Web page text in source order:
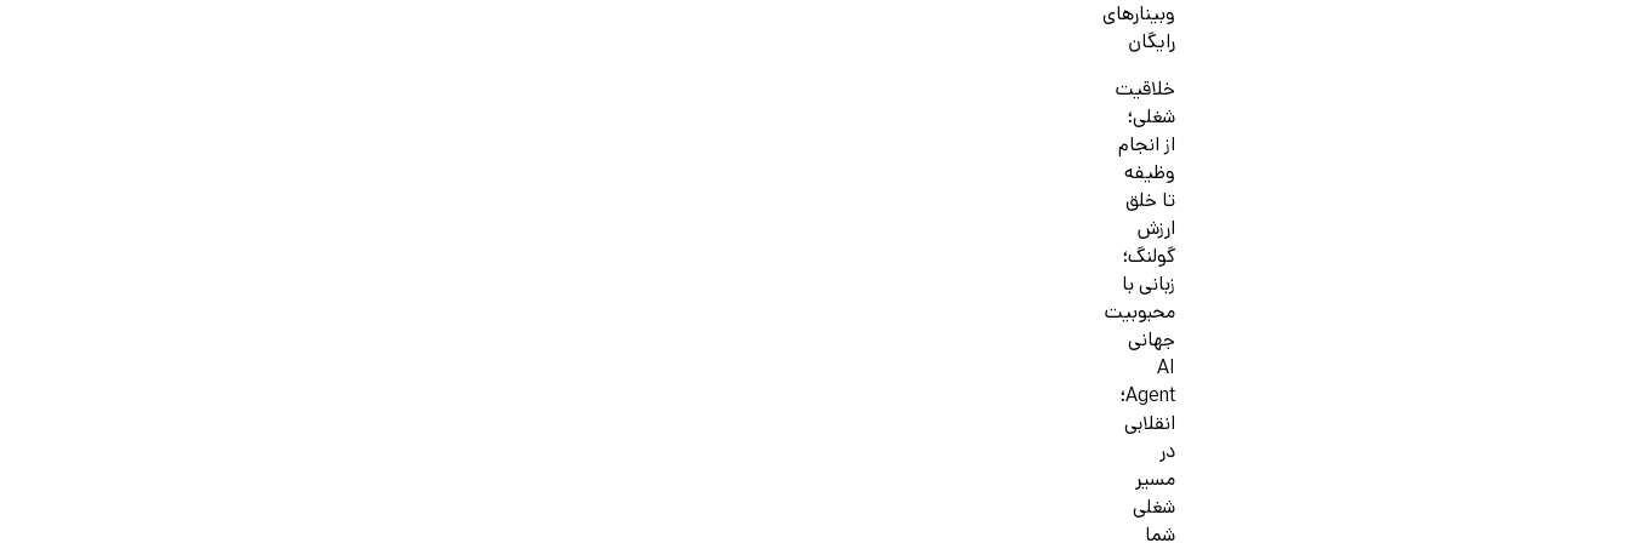
وبینارهای
رایگان
خلاقیت
شغلی؛
از انجام
وظیفه
تا خلق
ارزش
گولنگ؛
زبانی با
محبوبیت
جهانی
AI
Agent؛
انقلابی
در
مسیر
شغلی